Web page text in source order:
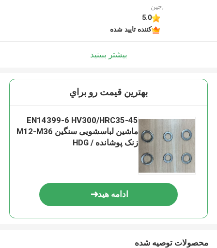
,چین
5.0
کننده تایید شده
بیشتر ببینید
بهترين قيمت رو براي
EN14399-6 HV300/HRC35-45
ماشین لباسشویی سنگین M12-M36
زنک پوشانده / HDG
ادامه هید
محصولات توصیه شده